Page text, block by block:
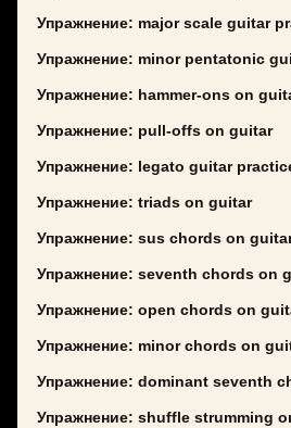
Упражнение: major scale guitar
Упражнение: minor pentatonic
Упражнение: hammer-ons on
Упражнение: pull-offs on guitar
Упражнение: legato guitar
Упражнение: triads on guitar
Упражнение: sus chords on
Упражнение: seventh chords on
Упражнение: open chords on
Упражнение: minor chords on
Упражнение: dominant seventh
Упражнение: shuffle strumming